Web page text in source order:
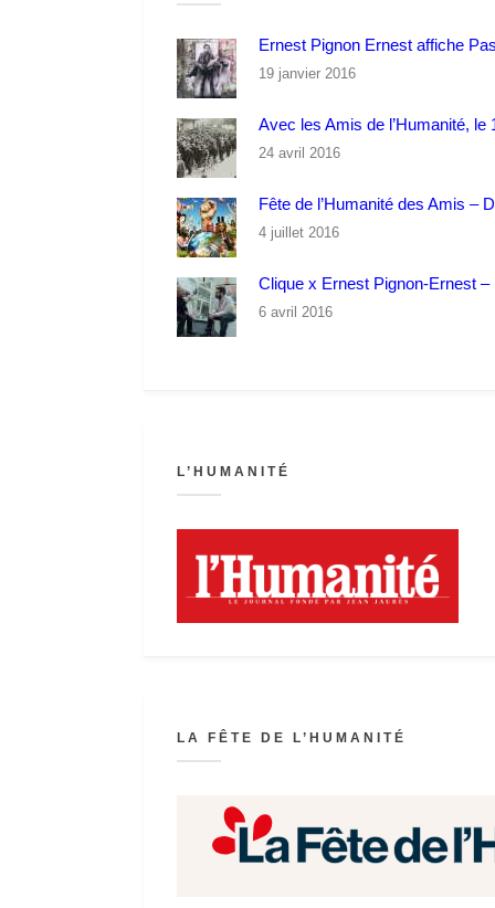
Ernest Pignon Ernest affiche
19 janvier 2016
Avec les Amis de l’Humanité, le
24 avril 2016
Fête de l’Humanité des Amis –
4 juillet 2016
Clique x Ernest Pignon-Ernest
6 avril 2016
L’HUMANITÉ
LA FÊTE DE L’HUMANITÉ